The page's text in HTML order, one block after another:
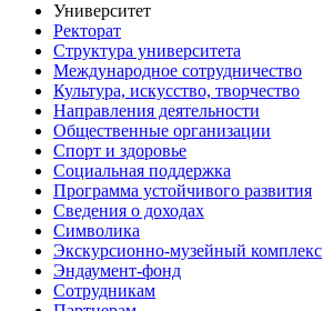
Университет
Ректорат
Структура университета
Международное сотрудничество
Культура, искусство, творчество
Направления деятельности
Общественные организации
Спорт и здоровье
Социальная поддержка
Программа устойчивого развития
Сведения о доходах
Символика
Экскурсионно-музейный комплекс
Эндаумент-фонд
Сотрудникам